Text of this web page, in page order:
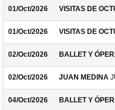
01/Oct/2026 VISITAS DE
01/Oct/2026 VISITAS DE
02/Oct/2026 BALLET Y
02/Oct/2026 JUAN MEDINA
04/Oct/2026 BALLET Y